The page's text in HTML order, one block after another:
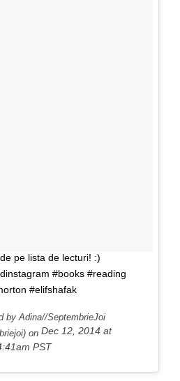
pe lista de lecturi! :)
#books #reading
#elifshafak
by Adina//SeptembrieJoi
on Dec 12, 2014 at
PST